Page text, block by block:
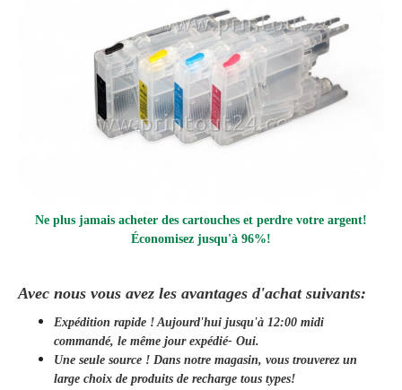
Ne plus jamais acheter des cartouches et perdre votre argent!
Économisez jusqu'à 96%!
Avec nous vous avez les avantages d'achat suivants:
Expédition rapide ! Aujourd'hui jusqu'à 12:00 midi
commandé, le même jourexpédié- Oui.
Une seule source ! Dans notre magasin, vous trouverez un
large choix de produits de recharge tous types!